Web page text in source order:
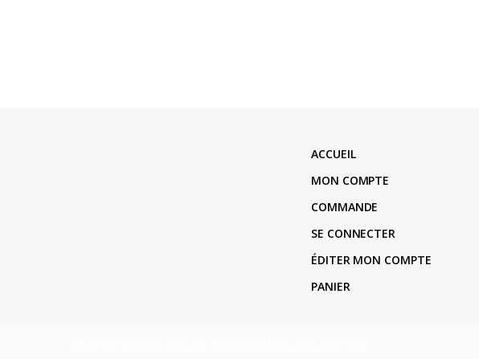
ACCUEIL
MON COMPTE
COMMANDE
SE CONNECTER
ÉDITER MON COMPTE
PANIER